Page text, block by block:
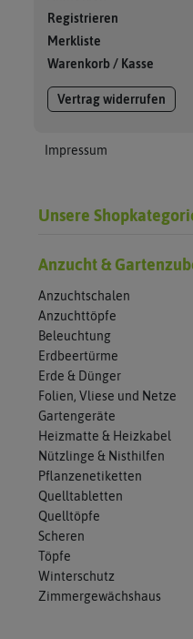
Registrieren
Merkliste
Warenkorb / Kasse
Vertrag widerrufen
Impressum
Unsere
Anzucht &
Anzuchtschalen
Anzuchttöpfe
Beleuchtung
Erdbeertürme
Erde & Dünger
Folien, Vliese und Netze
Gartengeräte
Heizmatte & Heizkabel
Nützlinge & Nisthilfen
Pflanzenetiketten
Quelltabletten
Quelltöpfe
Scheren
Töpfe
Winterschutz
Zimmergewächshaus